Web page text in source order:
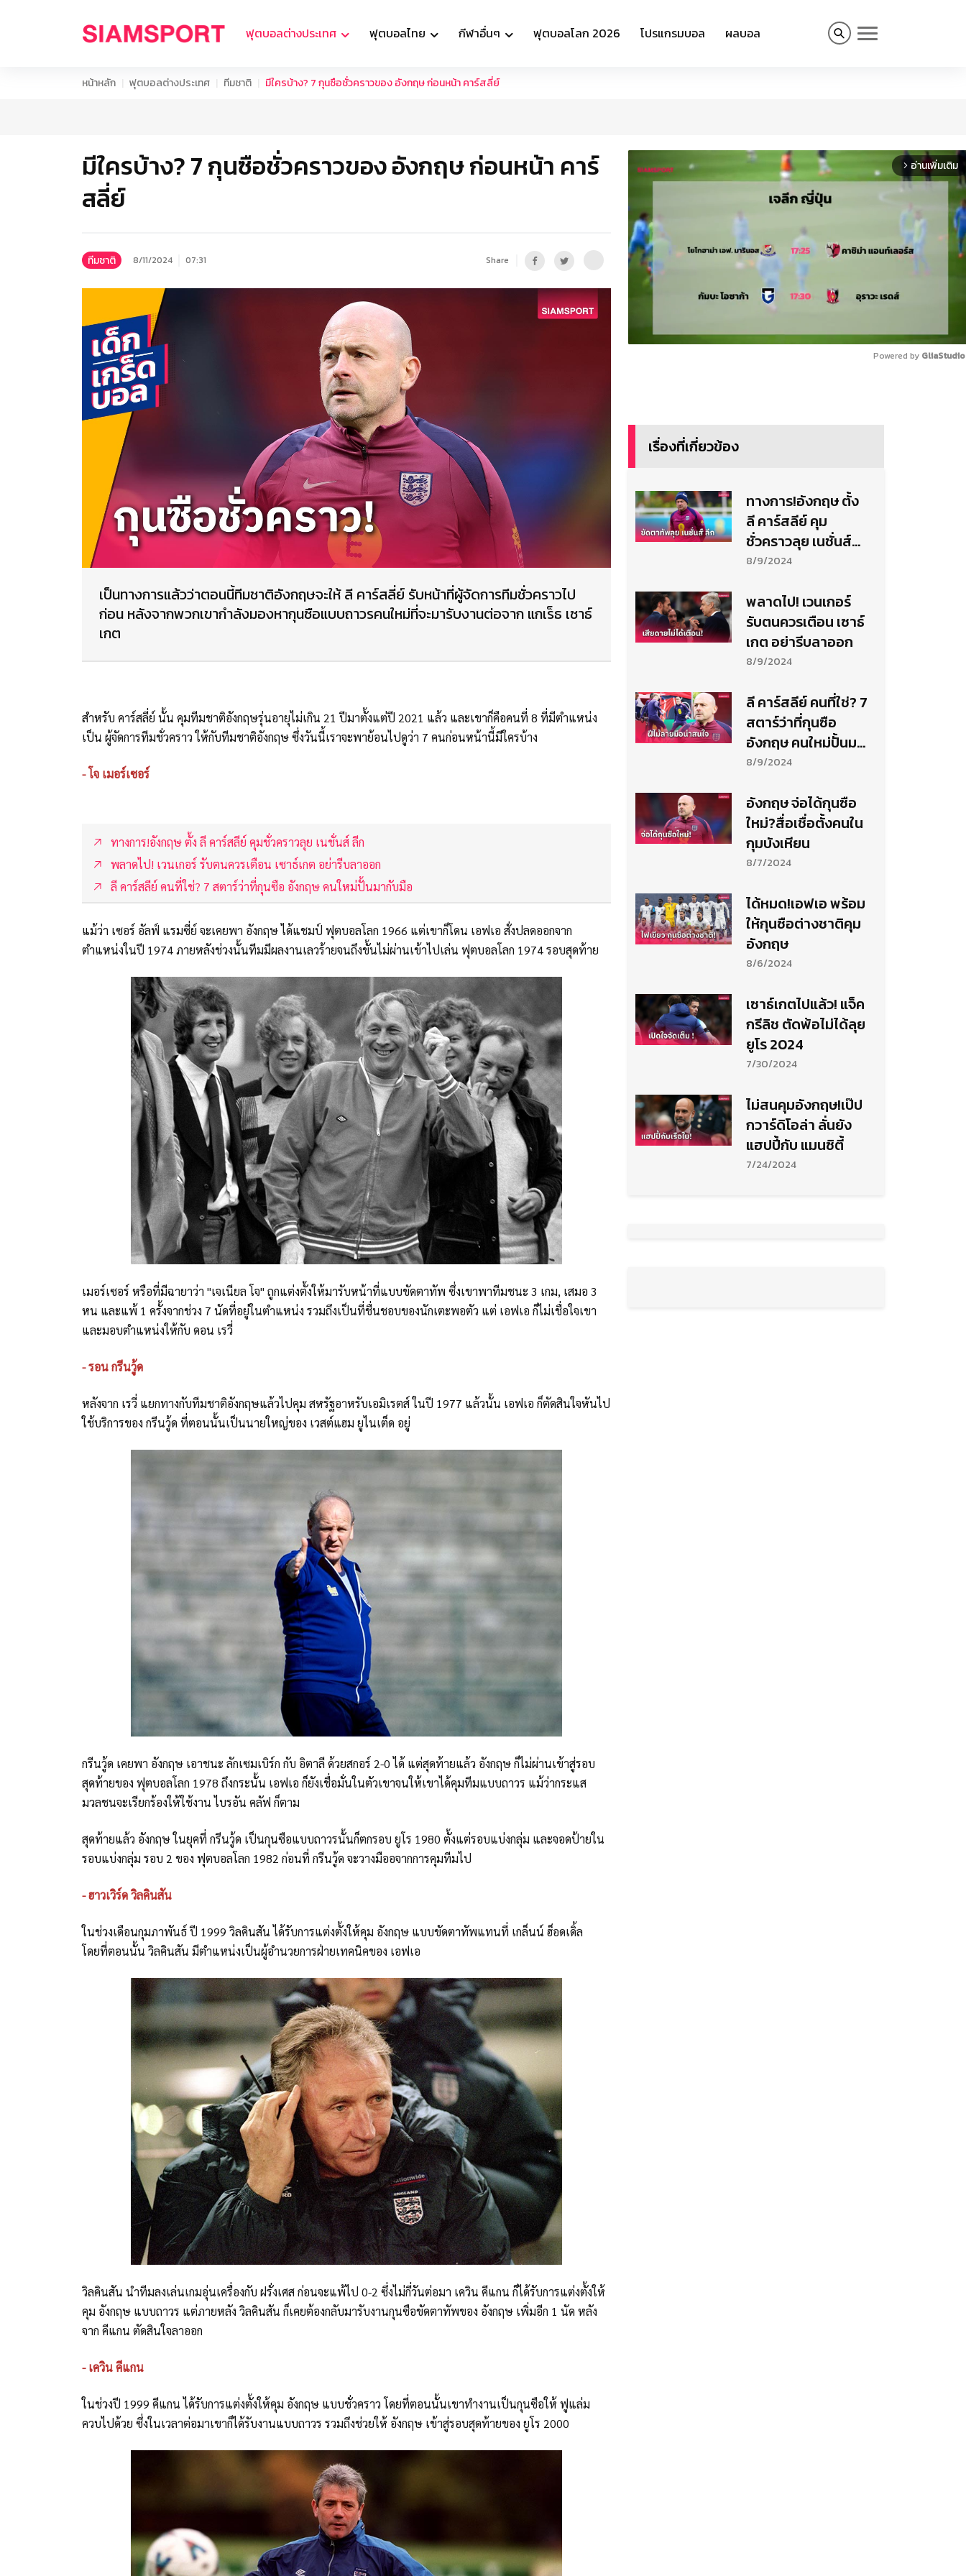
ฟุตบอลต่างประเทศ ฟุตบอลไทย กีฬาอื่นๆ ฟุตบอลโลก 2026 โปรแกรมบอล ผลบอล
หน้าหลัก ฟุตบอลต่างประเทศ ทีมชาติ มีใครบ้าง? 7 กุนซือชั่วคราวของ อังกฤษ ก่อนหน้า คาร์สลี่ย์
มีใครบ้าง? 7 กุนซือชั่วคราวของ อังกฤษ ก่อนหน้า คาร์
สลี่ย์
ทีมชาติ 8/11/2024 07:31 Share
เป็นทางการแล้วว่าตอนนี้ทีมชาติอังกฤษจะให้ ลี คาร์สลี่ย์ รับหน้าที่ผู้จัดการทีมชั่วคราวไป
ก่อน หลังจากพวกเขากำลังมองหากุนซือแบบถาวรคนใหม่ที่จะมารับงานต่อจาก แกเร็ธ เซาธ์
เกต
สำหรับ คาร์สลี่ย์ นั้น คุมทีมชาติอังกฤษรุ่นอายุไม่เกิน 21 ปีมาตั้งแต่ปี 2021 แล้ว และเขาก็คือคนที่ 8 ที่มีตำแหน่ง
เป็น ผู้จัดการทีมชั่วคราว ให้กับทีมชาติอังกฤษ ซึ่งวันนี้เราจะพาย้อนไปดูว่า 7 คนก่อนหน้านี้มีใครบ้าง
- โจ เมอร์เซอร์
ทางการ!อังกฤษ ตั้ง ลี คาร์สลีย์ คุมชั่วคราวลุย เนชั่นส์ ลีก
พลาดไป! เวนเกอร์ รับตนควรเตือน เซาธ์เกต อย่ารีบลาออก
ลี คาร์สลีย์ คนที่ใช่? 7 สตาร์ว่าที่กุนซือ อังกฤษ คนใหม่ปั้นมากับมือ
แม้ว่า เซอร์ อัลฟ์ แรมซี่ย์ จะเคยพา อังกฤษ ได้แชมป์ ฟุตบอลโลก 1966 แต่เขาก็โดน เอฟเอ สั่งปลดออกจาก
ตำแหน่งในปี 1974 ภายหลังช่วงนั้นทีมมีผลงานเลวร้ายจนถึงขั้นไม่ผ่านเข้าไปเล่น ฟุตบอลโลก 1974 รอบสุดท้าย
เมอร์เซอร์ หรือที่มีฉายาว่า "เจเนียล โจ" ถูกแต่งตั้งให้มารับหน้าที่แบบขัดตาทัพ ซึ่งเขาพาทีมชนะ 3 เกม, เสมอ 3
หน และแพ้ 1 ครั้งจากช่วง 7 นัดที่อยู่ในตำแหน่ง รวมถึงเป็นที่ชื่นชอบของนักเตะพอตัว แต่ เอฟเอ ก็ไม่เชื่อใจเขา
และมอบตำแหน่งให้กับ ดอน เรวี่
- รอน กรีนวู้ด
หลังจาก เรวี่ แยกทางกับทีมชาติอังกฤษแล้วไปคุม สหรัฐอาหรับเอมิเรตส์ ในปี 1977 แล้วนั้น เอฟเอ ก็ตัดสินใจหันไป
ใช้บริการของ กรีนวู้ด ที่ตอนนั้นเป็นนายใหญ่ของ เวสต์แฮม ยูไนเต็ด อยู่
กรีนวู้ด เคยพา อังกฤษ เอาชนะ ลักเซมเบิร์ก กับ อิตาลี ด้วยสกอร์ 2-0 ได้ แต่สุดท้ายแล้ว อังกฤษ ก็ไม่ผ่านเข้าสู่รอบ
สุดท้ายของ ฟุตบอลโลก 1978 ถึงกระนั้น เอฟเอ ก็ยังเชื่อมั่นในตัวเขาจนให้เขาได้คุมทีมแบบถาวร แม้ว่ากระแส
มวลชนจะเรียกร้องให้ใช้งาน ไบรอัน คลัฟ ก็ตาม
สุดท้ายแล้ว อังกฤษ ในยุคที่ กรีนวู้ด เป็นกุนซือแบบถาวรนั้นก็ตกรอบ ยูโร 1980 ตั้งแต่รอบแบ่งกลุ่ม และจอดป้ายใน
รอบแบ่งกลุ่ม รอบ 2 ของ ฟุตบอลโลก 1982 ก่อนที่ กรีนวู้ด จะวางมืออจากการคุมทีมไป
- ฮาวเวิร์ด วิลคินสัน
ในช่วงเดือนกุมภาพันธ์ ปี 1999 วิลคินสัน ได้รับการแต่งตั้งให้คุม อังกฤษ แบบขัดตาทัพแทนที่ เกล็นน์ ฮ็อดเดิ้ล
โดยที่ตอนนั้น วิลคินสัน มีตำแหน่งเป็นผู้อำนวยการฝ่ายเทคนิคของ เอฟเอ
วิลคินสัน นำทีมลงเล่นเกมอุ่นเครื่องกับ ฝรั่งเศส ก่อนจะแพ้ไป 0-2 ซึ่งไม่กี่วันต่อมา เควิน คีแกน ก็ได้รับการแต่งตั้งให้
คุม อังกฤษ แบบถาวร แต่ภายหลัง วิลคินสัน ก็เคยต้องกลับมารับงานกุนซือขัดตาทัพของ อังกฤษ เพิ่มอีก 1 นัด หลัง
จาก คีแกน ตัดสินใจลาออก
- เควิน คีแกน
ในช่วงปี 1999 คีแกน ได้รับการแต่งตั้งให้คุม อังกฤษ แบบชั่วคราว โดยที่ตอนนั้นเขาทำงานเป็นกุนซือให้ ฟูแล่ม
ควบไปด้วย ซึ่งในเวลาต่อมาเขาก็ได้รับงานแบบถาวร รวมถึงช่วยให้ อังกฤษ เข้าสู่รอบสุดท้ายของ ยูโร 2000
arrow_forward_ios อ่านเพิ่มเติม
Powered by
เรื่องที่เกี่ยวข้อง
ทางการ!อังกฤษ ตั้ง
ลี คาร์สลีย์ คุม
ชั่วคราวลุย เนชั่นส์
ลีก
8/9/2024
พลาดไป! เวนเกอร์
รับตนควรเตือน เซาธ์
เกต อย่ารีบลาออก
8/9/2024
ลี คาร์สลีย์ คนที่ใช่? 7
สตาร์ว่าที่กุนซือ
อังกฤษ คนใหม่ปั้นมา
กับมือ
8/9/2024
อังกฤษ จ่อได้กุนซือ
ใหม่?สื่อเชื่อตั้งคนใน
กุมบังเหียน
8/7/2024
ได้หมด!เอฟเอ พร้อม
ให้กุนซือต่างชาติคุม
อังกฤษ
8/6/2024
เซาธ์เกตไปแล้ว! แจ็ค
กรีลิช ตัดพ้อไม่ได้ลุย
ยูโร 2024
7/30/2024
ไม่สนคุมอังกฤษ!เป๊ป
กวาร์ดิโอล่า ลั่นยัง
แฮปปี้กับ แมนซิตี้
7/24/2024